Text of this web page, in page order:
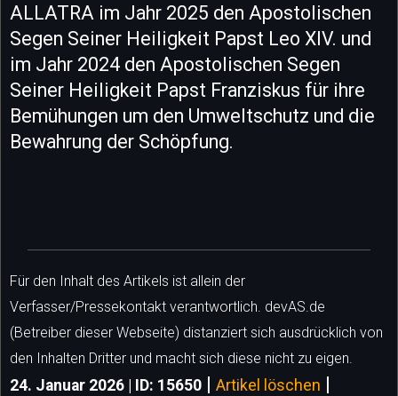
ALLATRA im Jahr 2025 den Apostolischen
Segen Seiner Heiligkeit Papst Leo XIV. und
im Jahr 2024 den Apostolischen Segen
Seiner Heiligkeit Papst Franziskus für ihre
Bemühungen um den Umweltschutz und die
Bewahrung der Schöpfung.
Für den Inhalt des Artikels ist allein der
Verfasser/Pressekontakt verantwortlich. devAS.de
(Betreiber dieser Webseite) distanziert sich ausdrücklich von
den Inhalten Dritter und macht sich diese nicht zu eigen.
24. Januar 2026 | ID: 15650 | Artikel löschen |